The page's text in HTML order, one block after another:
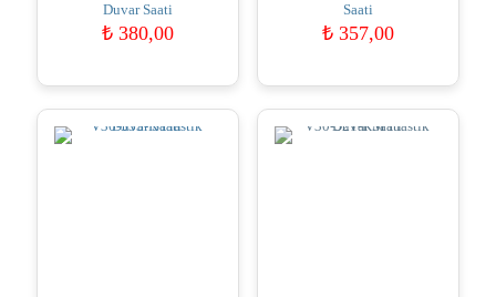
Duvar Saati
₺ 380,00
Saati
₺357,00